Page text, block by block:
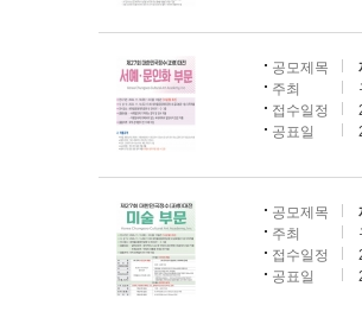
공모제목
주최
접수일정
공표일
공모제목
주최
접수일정
공표일